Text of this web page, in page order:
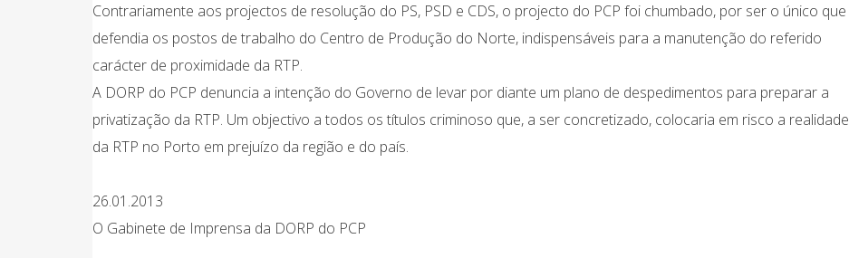
Contrariamente aos projectos de resolução do PS, PSD e CDS, o projecto do PCP foi chumbado, por ser o único que
defendia os postos de trabalho do Centro de Produção do Norte, indispensáveis para a manutenção do referido
carácter de proximidade da RTP.
A DORP do PCP denuncia a intenção do Governo de levar por diante um plano de despedimentos para preparar a
privatização da RTP. Um objectivo a todos os títulos criminoso que, a ser concretizado, colocaria em risco a realidade
da RTP no Porto em prejuízo da região e do país.
26.01.2013
O Gabinete de Imprensa da DORP do PCP